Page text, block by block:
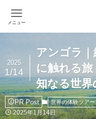
メニュー
アンゴラ
に触れる
知なる世界
2025
1/14
PR Post 世界の体験ツアー
2025年1月14日